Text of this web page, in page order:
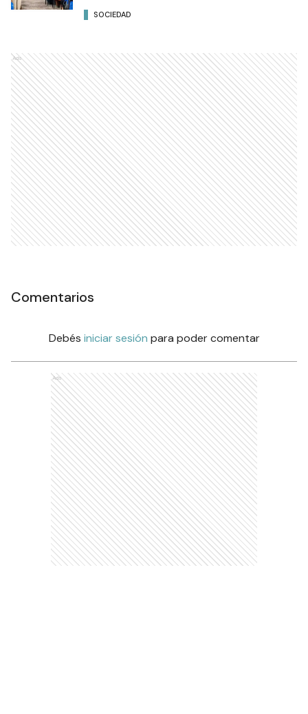
SOCIEDAD
Ads
Comentarios
Debés iniciar sesión para poder comentar
Ads